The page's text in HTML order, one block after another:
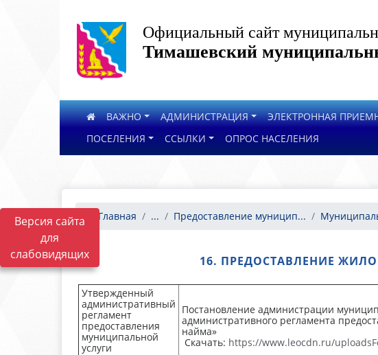
Версия сайта
для
слабовидящих
Официальный сайт
Тимашевский
ВАЖНО АДМИНИСТРАЦИЯ ЭЛЕКТРОННАЯ
ПОСЕЛЕНИЯ
ССЫЛКИ ОПРОС НАСЕЛЕНИЯ
Главная ... Предоставление муницип...
16. ПРЕДОСТАВЛЕНИЕ
Утвержденный
административный
регламент
предоставления
муниципальной
услуги
Постановление администрации
административного регламента
найма»
Скачать: https://www.leocdn.ru/